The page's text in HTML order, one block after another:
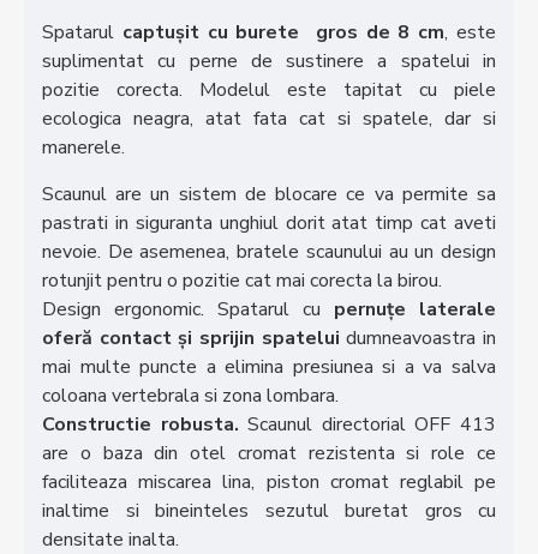
Spatarul captușit cu burete gros de 8 cm, este
suplimentat cu perne de sustinere a spatelui in
pozitie corecta. Modelul este tapitat cu piele
ecologica neagra, atat fata cat si spatele, dar si
manerele.
Scaunul are un sistem de blocare ce va permite sa
pastrati in siguranta unghiul dorit atat timp cat aveti
nevoie. De asemenea, bratele scaunului au un design
rotunjit pentru o pozitie cat mai corecta la birou.
Design ergonomic. Spatarul cu pernuțe laterale
oferă contact și sprijin spatelui dumneavoastra in
mai multe puncte a elimina presiunea si a va salva
coloana vertebrala si zona lombara.
Constructie robusta. Scaunul directorial OFF 413
are o baza din otel cromat rezistenta si role ce
faciliteaza miscarea lina, piston cromat reglabil pe
inaltime si bineinteles sezutul buretat gros cu
densitate inalta.